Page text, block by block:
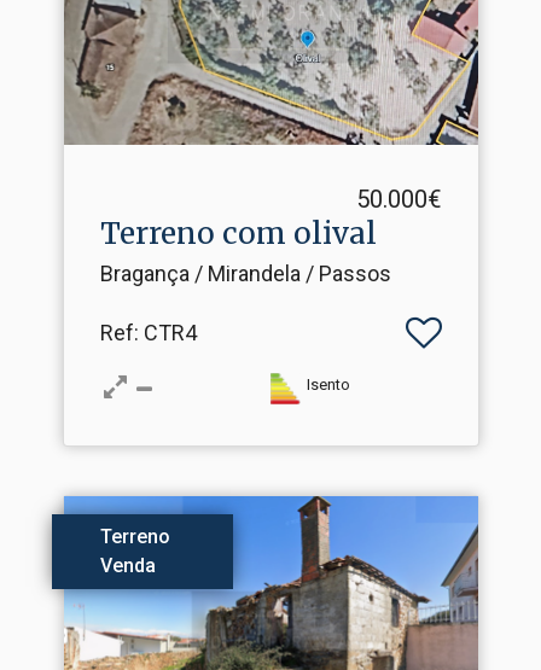
50.000€
Terreno com olival
Bragança / Mirandela / Passos
Ref: CTR4
Isento
Terreno
Venda